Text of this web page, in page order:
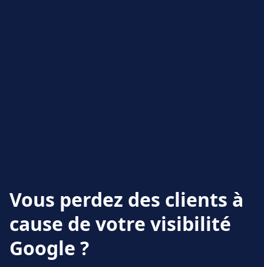
Vous perdez des clients à
cause de votre visibilité
Google ?